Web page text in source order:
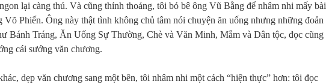
lại càng thú. Và cũng thỉnh thoảng, tôi bỏ bê ông Vũ Bằng để nhâm nhi mấy bài
Võ Phiến. Ông này thật tình không chủ tâm nói chuyện ăn uống nhưng những đoản
Bánh Tráng, Ăn Uống Sự Thường, Chè và Văn Minh, Mắm và Dân tộc, đọc cũng
cái sướng văn chương.
dẹp văn chương sang một bên, tôi nhâm nhi một cách “hiện thực” hơn: tôi đọc